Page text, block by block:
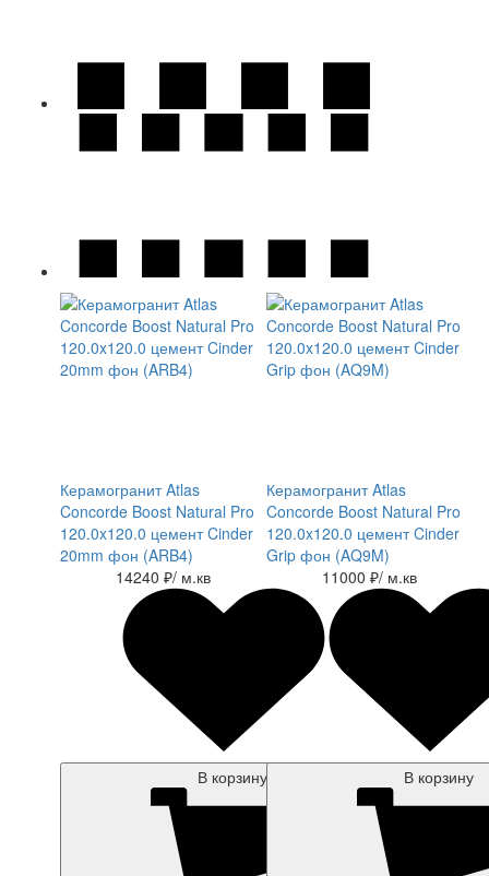
Керамогранит Atlas
Concorde Boost Natural Pro
120.0x120.0 цемент Cinder
20mm фон (ARB4)
14240 ₽/ м.кв
В корзину
Керамогранит Atlas
Concorde Boost Natural Pro
120.0x120.0 цемент Cinder
Grip фон (AQ9M)
11000 ₽/ м.кв
В корзину